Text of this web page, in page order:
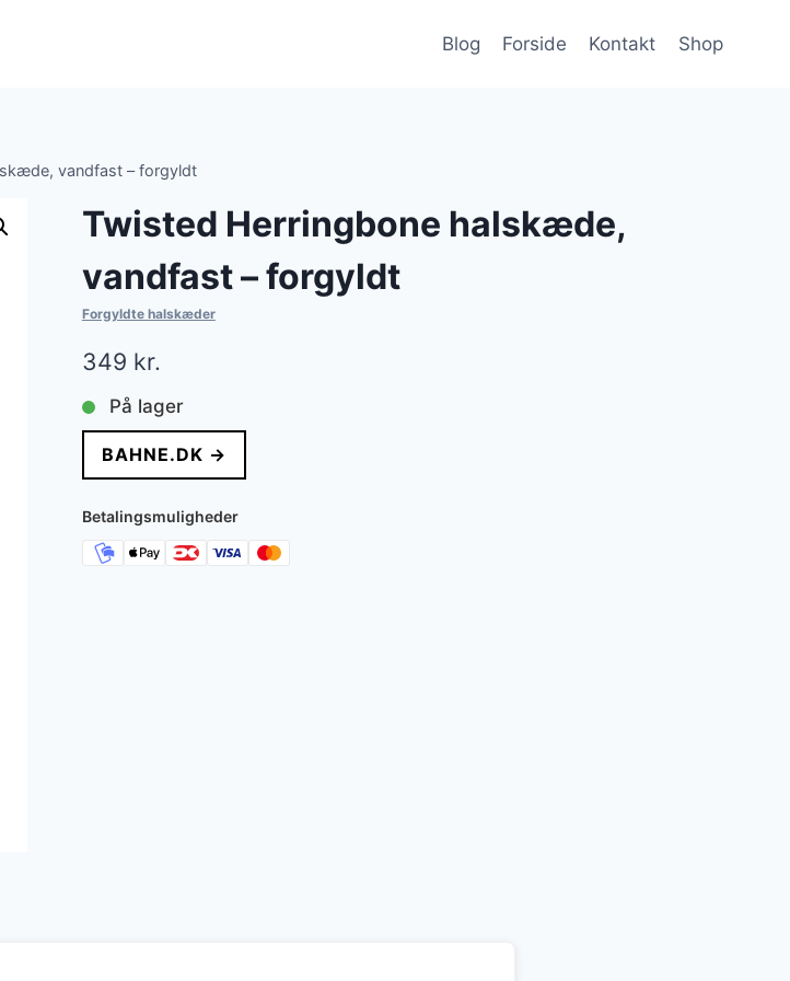
Blog Forside Kontakt Shop
vandfast – forgyldt
Twisted Herringbone halskæde,
vandfast – forgyldt
Forgyldte halskæder
349 kr.
På lager
BAHNE.DK →
Betalingsmuligheder